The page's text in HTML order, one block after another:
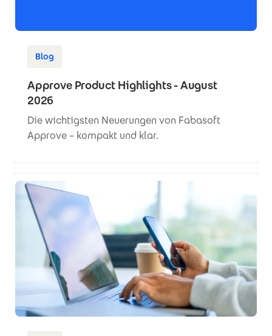
Blog
Approve Product Highlights - August
2026
Die wichtigsten Neuerungen von Fabasoft
Approve – kompakt und klar.